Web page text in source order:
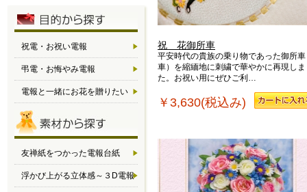
祝 花御所車
平安時代の貴族の乗り物であった御所
車）を縮緬地に刺繍で華やかに再現し
た。お祝い用にぜひご利…
￥3,630(税込み)
祝電・お祝い電報
弔電・お悔やみ電報
電報と一緒にお花を贈りたい
友禅紙をつかった電報台紙
浮かび上がる立体感～３D電報